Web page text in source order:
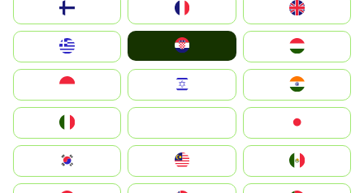
United Kingdom
Magyarország
South Korea